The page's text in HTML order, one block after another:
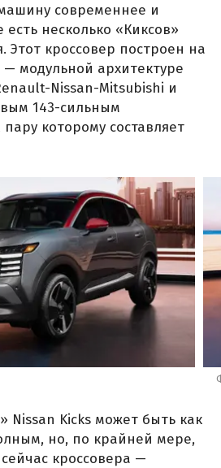
современнее и
несколько «Киксов»
Этот кроссовер построен на
модульной архитектуре
Nissan-Mitsubishi и
143-сильным
которому составляет
Nissan Kicks может быть как
но, по крайней мере,
кроссовера —